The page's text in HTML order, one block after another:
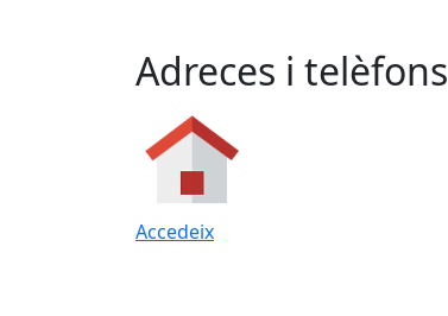
Adreces i telèfons
Accedeix